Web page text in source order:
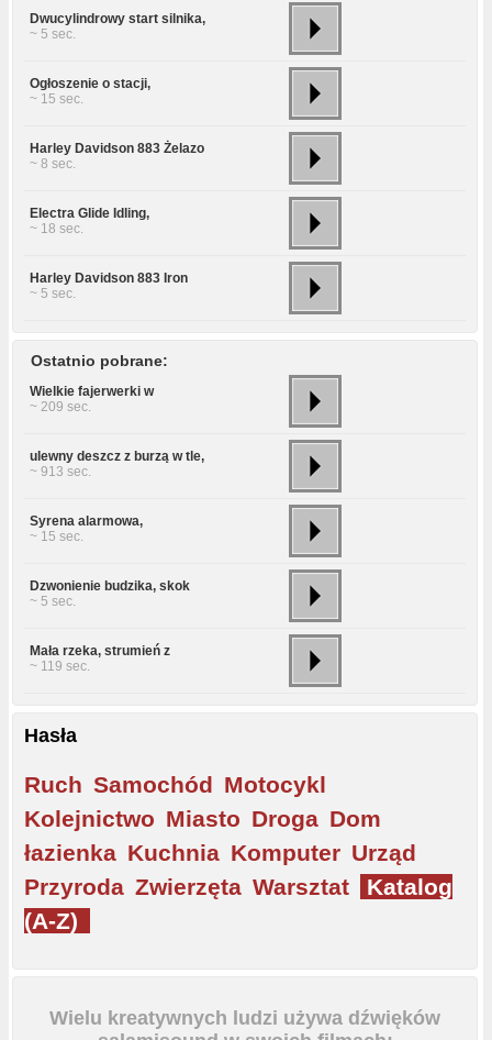
Dwucylindrowy start silnika,
~ 5 sec.
Ogłoszenie o stacji,
~ 15 sec.
Harley Davidson 883 Żelazo
~ 8 sec.
Electra Glide Idling,
~ 18 sec.
Harley Davidson 883 Iron
~ 5 sec.
Ostatnio pobrane:
Wielkie fajerwerki w
~ 209 sec.
ulewny deszcz z burzą w tle,
~ 913 sec.
Syrena alarmowa,
~ 15 sec.
Dzwonienie budzika, skok
~ 5 sec.
Mała rzeka, strumień z
~ 119 sec.
Hasła
Ruch Samochód Motocykl
Kolejnictwo Miasto Droga Dom
łazienka Kuchnia Komputer Urząd
Przyroda Zwierzęta Warsztat
Katalog
(A-Z)
Wielu kreatywnych ludzi używa dźwięków